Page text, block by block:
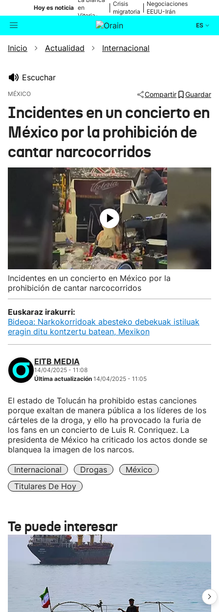
Hoy es noticia en
Vitoria-
Gasteiz
Crisis
migratoria
Negociaciones
EEUU-Irán
ES
Buscador Actualidad
Ikusmiran
Eguraldia
Inicio Actualidad Internacional
Escuchar
MÉXICO Compartir Guardar
Incidentes en un concierto en
México por la prohibición de
cantar narcocorridos
Incidentes en un concierto en México por la
prohibición de cantar narcocorridos
Euskaraz irakurri:
Bideoa: Narkokorridoak abesteko debekuak istiluak
eragin ditu kontzertu batean, Mexikon
EITB MEDIA
14/04/2025 - 11:08
Última actualización 14/04/2025 - 11:05
El estado de Tolucán ha prohibido estas canciones
porque exaltan de manera pública a los líderes de los
cárteles de la droga, y ello ha provocado la furia de
los fans en un concierto de Luis R. Conriquez. La
presidenta de México ha criticado los actos donde se
blanquea la imagen de los narcos.
Internacional Drogas
México
Titulares De Hoy
Te puede interesar